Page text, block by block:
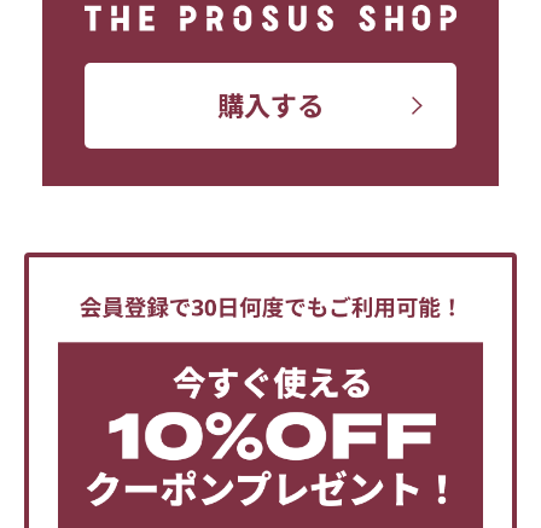
購入する